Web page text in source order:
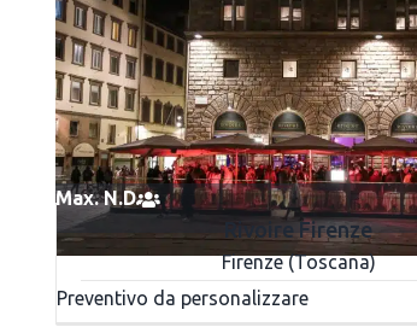
Max. N.D.
Rivoire Firenze
Firenze (Toscana)
Preventivo da personalizzare